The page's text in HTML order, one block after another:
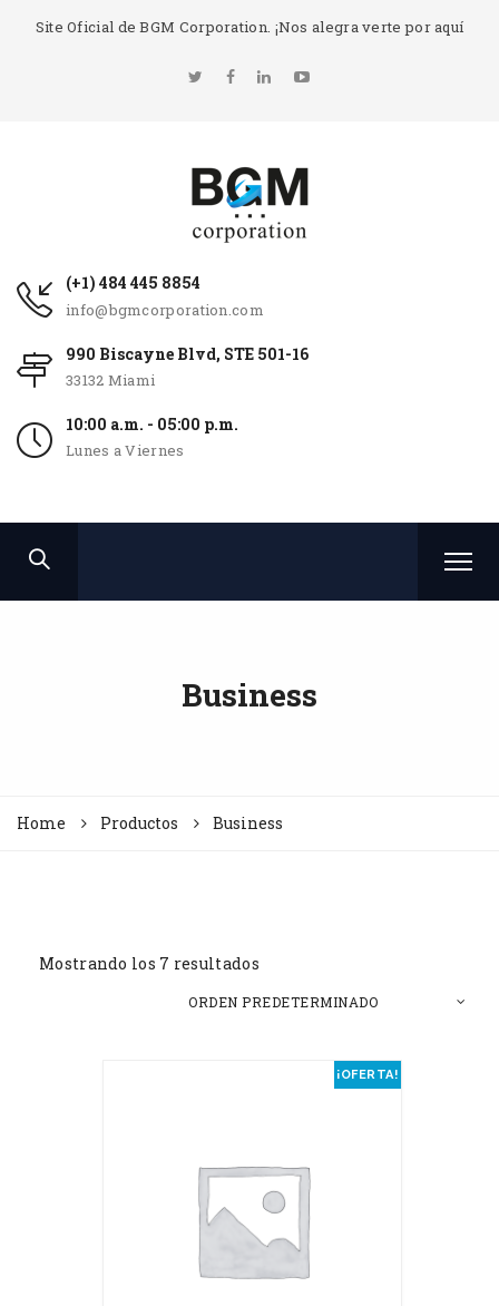
Site Oficial de BGM Corporation. ¡Nos alegra verte por aquí
(+1) 484 445 8854
info@bgmcorporation.com
990 Biscayne Blvd, STE 501-16
33132 Miami
10:00 a.m. - 05:00 p.m.
Lunes a Viernes
Business
Home Productos Business
Mostrando los 7 resultados
¡OFERTA!